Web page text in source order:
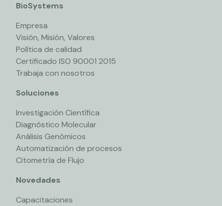
BioSystems
Empresa
Visión, Misión, Valores
Política de calidad
Certificado ISO 90001 2015
Trabaja con nosotros
Soluciones
Investigación Científica
Diagnóstico Molecular
Análisis Genómicos
Automatización de procesos
Citometría de Flujo
Novedades
Capacitaciones